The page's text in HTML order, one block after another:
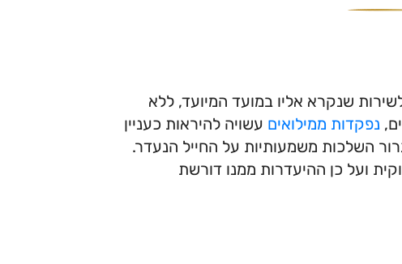
שנקרא אליו במועד המיועד, ללא
נפקדות ממילואים עשויה להיראות כעניין
השלכות משמעותיות על החייל הנעדר.
ועל כן ההיעדרות ממנו דורשת